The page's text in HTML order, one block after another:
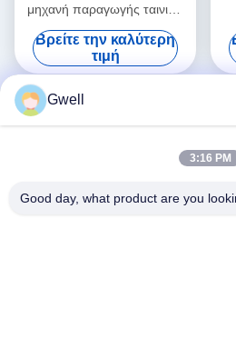
μηχανή παραγωγής ταινιών
γραμμών TPU διπλή ενιαίος
εξωθητής βιδών
Βρείτε την καλύτερη
τιμή
Gwell
3:16 PM
Good day, what product are you